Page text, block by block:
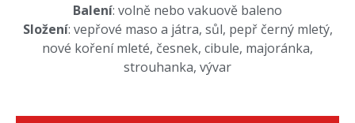
Balení: volně nebo vakuově baleno
Složení: vepřové maso a játra, sůl, pepř černý mletý,
nové koření mleté, česnek, cibule, majoránka,
strouhanka, vývar